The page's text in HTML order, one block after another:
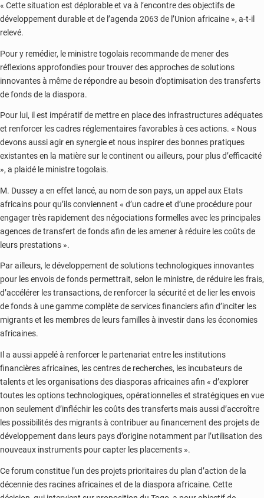
« Cette situation est déplorable et va à l’encontre des objectifs de
développement durable et de l’agenda 2063 de l’Union africaine », a-t-il
relevé.
Pour y remédier, le ministre togolais recommande de mener des
réflexions approfondies pour trouver des approches de solutions
innovantes à même de répondre au besoin d’optimisation des transferts
de fonds de la diaspora.
Pour lui, il est impératif de mettre en place des infrastructures adéquates
et renforcer les cadres réglementaires favorables à ces actions. « Nous
devons aussi agir en synergie et nous inspirer des bonnes pratiques
existantes en la matière sur le continent ou ailleurs, pour plus d’efficacité
», a plaidé le ministre togolais.
M. Dussey a en effet lancé, au nom de son pays, un appel aux Etats
africains pour qu’ils conviennent « d’un cadre et d’une procédure pour
engager très rapidement des négociations formelles avec les principales
agences de transfert de fonds afin de les amener à réduire les coûts de
leurs prestations ».
Par ailleurs, le développement de solutions technologiques innovantes
pour les envois de fonds permettrait, selon le ministre, de réduire les frais,
d’accélérer les transactions, de renforcer la sécurité et de lier les envois
de fonds à une gamme complète de services financiers afin d’inciter les
migrants et les membres de leurs familles à investir dans les économies
africaines.
Il a aussi appelé à renforcer le partenariat entre les institutions
financières africaines, les centres de recherches, les incubateurs de
talents et les organisations des diasporas africaines afin « d’explorer
toutes les options technologiques, opérationnelles et stratégiques en vue
non seulement d’infléchir les coûts des transferts mais aussi d’accroître
les possibilités des migrants à contribuer au financement des projets de
développement dans leurs pays d’origine notamment par l’utilisation des
nouveaux instruments pour capter les placements ».
Ce forum constitue l’un des projets prioritaires du plan d’action de la
décennie des racines africaines et de la diaspora africaine. Cette